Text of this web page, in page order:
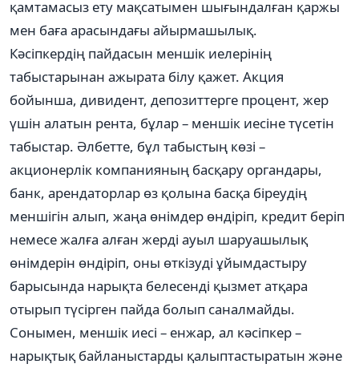
қамтамасыз ету мақсатымен шығындалған қаржы
мен баға арасындағы айырмашылық.
Кәсіпкердің пайдасын меншік иелерінің
табыстарынан ажырата білу қажет. Акция
бойынша, дивидент, депозиттерге процент, жер
үшін алатын рента, бұлар – меншік иесіне түсетін
табыстар. Әлбетте, бұл табыстың көзі –
акционерлік компанияның басқару органдары,
банк, арендаторлар өз қолына басқа біреудің
меншігін алып, жаңа өнімдер өндіріп, кредит беріп
немесе жалға алған жерді ауыл шаруашылық
өнімдерін өндіріп, оны өткізуді ұйымдастыру
барысында нарықта белесенді қызмет атқара
отырып түсірген пайда болып саналмайды.
Сонымен, меншік иесі – енжар, ал кәсіпкер –
нарықтық байланыстарды қалыптастыратын және